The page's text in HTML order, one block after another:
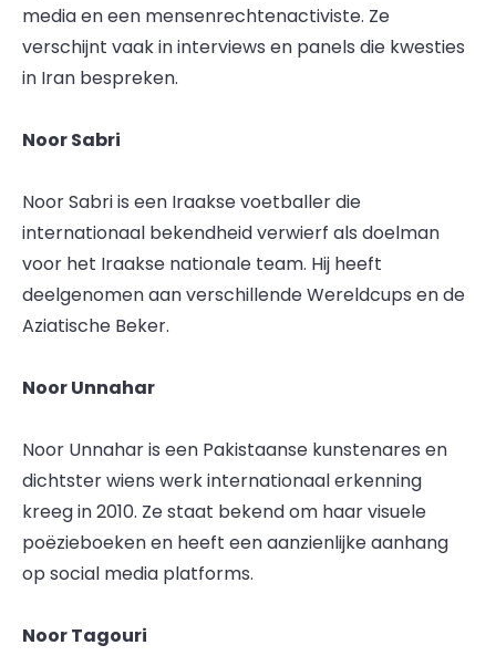
media en een mensenrechtenactiviste. Ze
verschijnt vaak in interviews en panels die kwesties
in Iran bespreken.
Noor Sabri
Noor Sabri is een Iraakse voetballer die
internationaal bekendheid verwierf als doelman
voor het Iraakse nationale team. Hij heeft
deelgenomen aan verschillende Wereldcups en de
Aziatische Beker.
Noor Unnahar
Noor Unnahar is een Pakistaanse kunstenares en
dichtster wiens werk internationaal erkenning
kreeg in 2010. Ze staat bekend om haar visuele
poëzieboeken en heeft een aanzienlijke aanhang
op social media platforms.
Noor Tagouri